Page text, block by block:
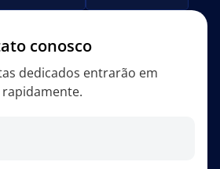
conosco
dedicados entrarão em